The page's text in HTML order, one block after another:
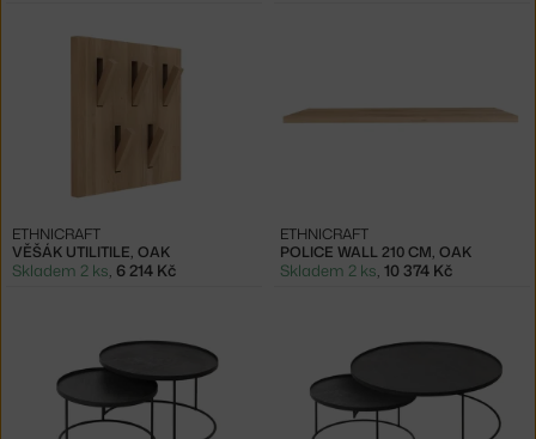
VĚŠÁK UTILITILE, OAK
ETHNICRAFT
Skladem 2 ks, 6 214 Kč
POLICE WALL 210 CM, OAK
ETHNICRAFT
Skladem 2 ks, 10 374 Kč